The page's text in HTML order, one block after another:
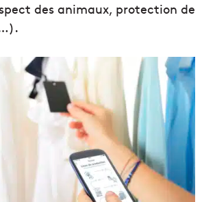
des animaux, protection de